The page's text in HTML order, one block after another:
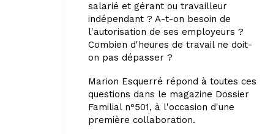
salarié et gérant ou travailleur
indépendant ? A-t-on besoin de
l'autorisation de ses employeurs ?
Combien d'heures de travail ne doit-
on pas dépasser ?
Marion Esquerré répond à toutes ces
questions dans le magazine Dossier
Familial n°501, à l'occasion d'une
première collaboration.